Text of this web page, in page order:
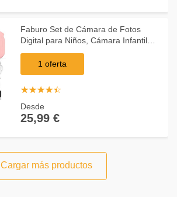
Faburo Set de Cámara de Fotos
Digital para Niños, Cámara Infantil
con Tarjeta de Memoria Micro SD
32GB, Cámara Digital Selfie Video
cámara Infantil pa
1 oferta
☆☆☆☆☆
★★★★★
Desde
25,99 €
Cargar más productos